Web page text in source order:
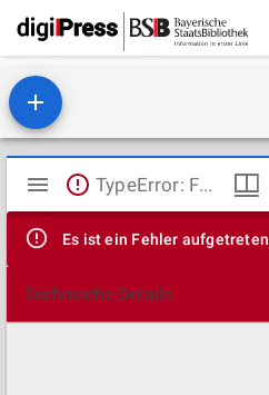
Mirador
Viewer
TypeError: Failed to fetch
Es ist ein Fehler aufgetreten
Technische Details